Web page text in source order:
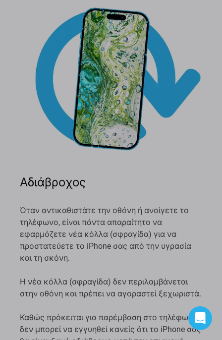
Αδιάβροχος
Όταν αντικαθιστάτε την οθόνη ή ανοίγετε το
τηλέφωνο, είναι πάντα απαραίτητο να
εφαρμόζετε νέα κόλλα (σφραγίδα) για να
προστατεύετε το iPhone σας από την υγρασία
και τη σκόνη.
Η νέα κόλλα (σφραγίδα) δεν περιλαμβάνεται
στην οθόνη και πρέπει να αγοραστεί ξεχωριστά.
Καθώς πρόκειται για παρέμβαση στο τηλέφωνο,
δεν μπορεί να εγγυηθεί κανείς ότι το iPhone σας